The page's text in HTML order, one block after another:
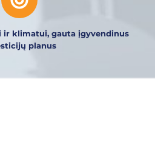
ir klimatui, gauta įgyvendinus
planus